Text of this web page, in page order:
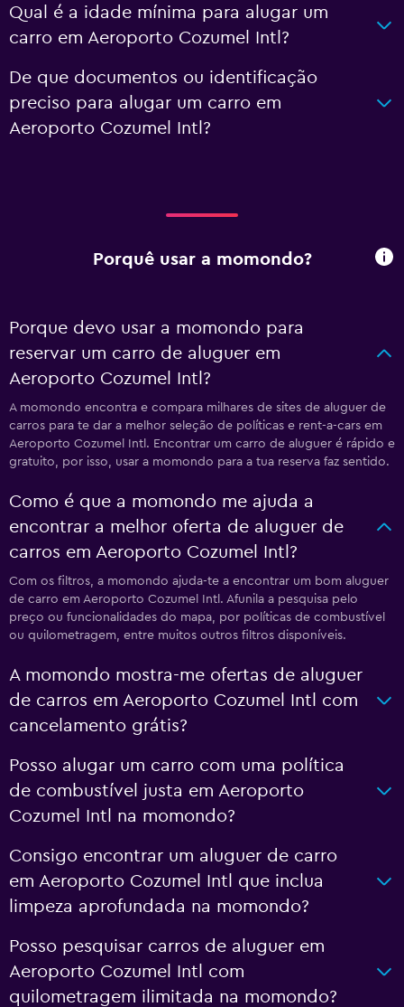
Qual é a idade mínima para alugar um
carro em Aeroporto Cozumel Intl?
De que documentos ou identificação
preciso para alugar um carro em
Aeroporto Cozumel Intl?
Porquê usar a momondo?
Porque devo usar a momondo para
reservar um carro de aluguer em
Aeroporto Cozumel Intl?
A momondo encontra e compara milhares de sites de aluguer de
carros para te dar a melhor seleção de políticas e rent-a-cars em
Aeroporto Cozumel Intl. Encontrar um carro de aluguer é rápido e
gratuito, por isso, usar a momondo para a tua reserva faz sentido.
Como é que a momondo me ajuda a
encontrar a melhor oferta de aluguer de
carros em Aeroporto Cozumel Intl?
Com os filtros, a momondo ajuda-te a encontrar um bom aluguer
de carro em Aeroporto Cozumel Intl. Afunila a pesquisa pelo
preço ou funcionalidades do mapa, por políticas de combustível
ou quilometragem, entre muitos outros filtros disponíveis.
A momondo mostra-me ofertas de aluguer
de carros em Aeroporto Cozumel Intl com
cancelamento grátis?
Posso alugar um carro com uma política
de combustível justa em Aeroporto
Cozumel Intl na momondo?
Consigo encontrar um aluguer de carro
em Aeroporto Cozumel Intl que inclua
limpeza aprofundada na momondo?
Posso pesquisar carros de aluguer em
Aeroporto Cozumel Intl com
quilometragem ilimitada na momondo?